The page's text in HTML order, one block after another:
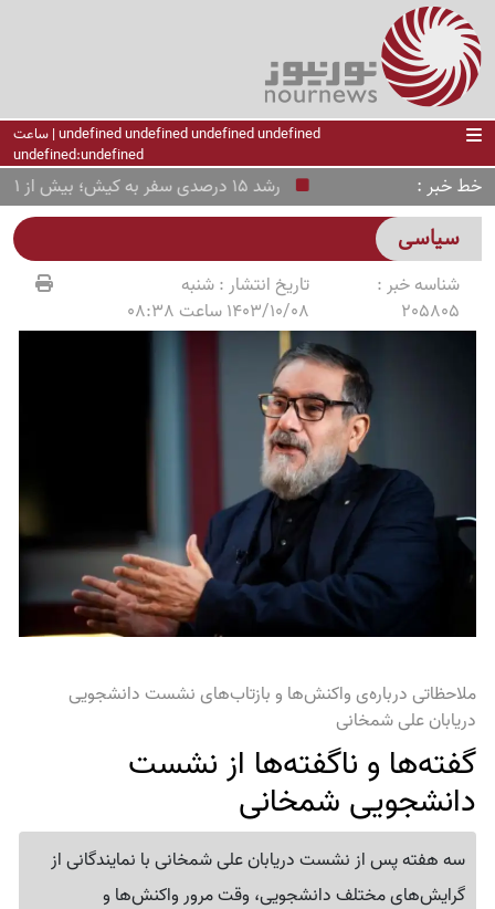
undefined undefined undefined undefined | ساعت
undefined:undefined
خط خبر رشد 15 درصدی سفر به کیش؛ بیش از 11 هزار مسافر جابه‌جا شدند
سیاسی
شناسه خبر :
205805
تاریخ انتشار :شنبه
1403/10/08 ساعت 08:38
ملاحظاتی درباره‌ی واکنش‌ها و بازتاب‌های نشست دانشجویی
دریابان علی شمخانی
گفته‌ها و ناگفته‌ها از نشست
دانشجویی شمخانی
سه هفته پس از نشست دریابان علی شمخانی با نمایندگانی از
گرایش‌های مختلف دانشجویی، وقت مرور واکنش‌ها و